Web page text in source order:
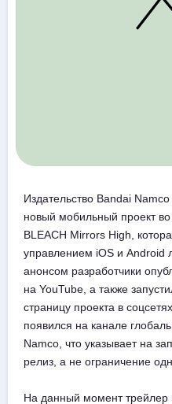
Издательство Bandai
новый мобильный проект
BLEACH Mirrors High,
управлением iOS и Android
анонсом разработчики
на YouTube, а также
страницу проекта в
появился на канале
Namco, что указывает на
релиз, а не ограничение
На данный момент трейлер